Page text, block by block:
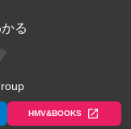
る
HMV&BOOKS